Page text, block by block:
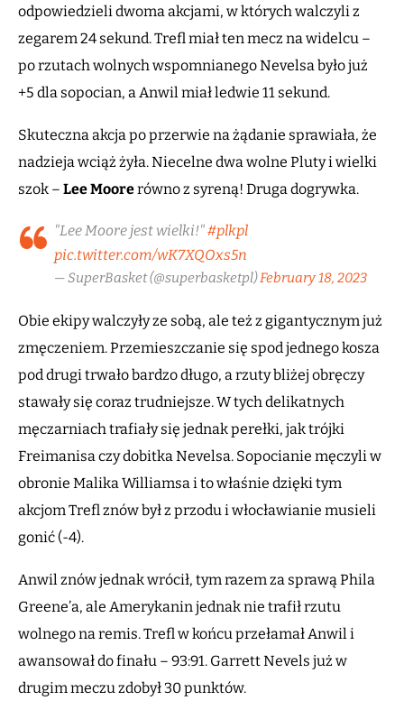
odpowiedzieli dwoma akcjami, w których walczyli z
zegarem 24 sekund. Trefl miał ten mecz na widelcu –
po rzutach wolnych wspomnianego Nevelsa było już
+5 dla sopocian, a Anwil miał ledwie 11 sekund.
Skuteczna akcja po przerwie na żądanie sprawiała, że
nadzieja wciąż żyła. Niecelne dwa wolne Pluty i wielki
szok – Lee Moorerówno z syreną! Druga dogrywka.
"Lee Moore jest wielki!"#plkpl
pic.twitter.com/wK7XQOxs5n
— SuperBasket (@superbasketpl)February 18, 2023
Obie ekipy walczyły ze sobą, ale też z gigantycznym już
zmęczeniem. Przemieszczanie się spod jednego kosza
pod drugi trwało bardzo długo, a rzuty bliżej obręczy
stawały się coraz trudniejsze. W tych delikatnych
męczarniach trafiały się jednak perełki, jak trójki
Freimanisa czy dobitka Nevelsa. Sopocianie męczyli w
obronie Malika Williamsa i to właśnie dzięki tym
akcjom Trefl znów był z przodu i włocławianie musieli
gonić (-4).
Anwil znów jednak wrócił, tym razem za sprawą Phila
Greene’a, ale Amerykanin jednak nie trafił rzutu
wolnego na remis. Trefl w końcu przełamał Anwil i
awansował do finału – 93:91. Garrett Nevels już w
drugim meczu zdobył 30 punktów.